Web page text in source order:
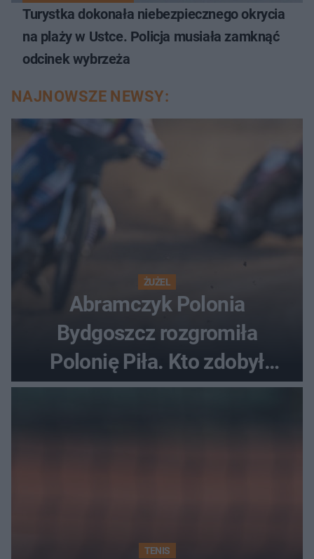
Turystka dokonała niebezpiecznego okrycia
na plaży w Ustce. Policja musiała zamknąć
odcinek wybrzeża
NAJNOWSZE NEWSY:
ŻUŻEL
Abramczyk Polonia
Bydgoszcz rozgromiła
Polonię Piła. Kto zdobył
najwięcej punktów?
TENIS